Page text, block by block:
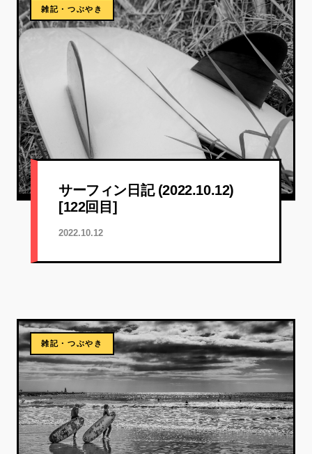
雑記・つぶやき
サーフィン日記 (2022.10.12)
[122回目]
2022.10.12
雑記・つぶやき